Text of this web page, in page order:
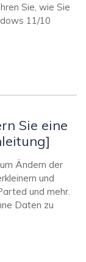
Sie, wie Sie
11/10
Sie eine
Ändern der
und
und mehr.
Daten zu